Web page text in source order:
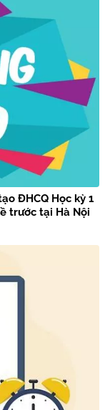
ĐHCQ Học kỳ 1
trước tại Hà Nội